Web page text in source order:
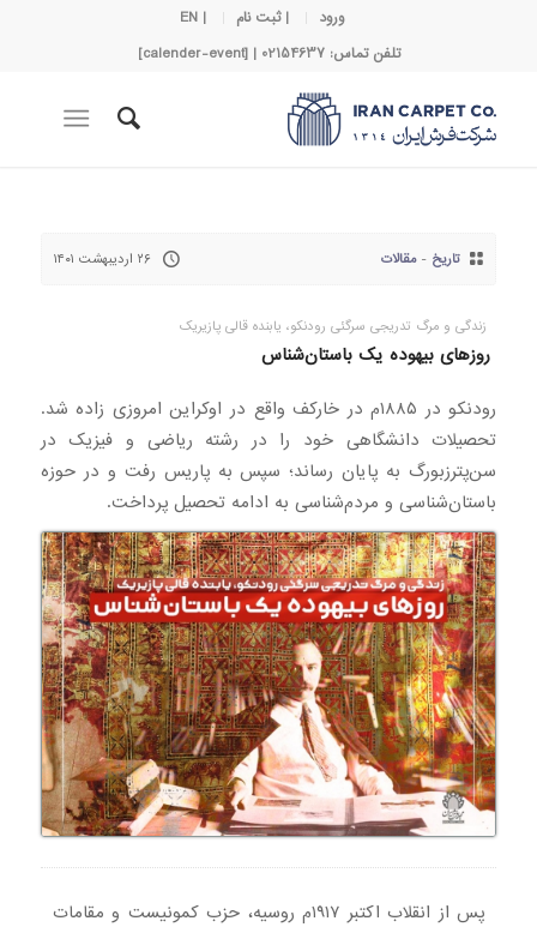
ورود | ثبت نام
| EN
تلفن تماس: 02154637 | [calender-event]
تاریخ -مقالات ۲۶ اردیبهشت ۱۴۰۱
زندگی و مرگ تدریجی سرگئی رودنکو، یابنده قالی پازیریک
روزهای بیهوده یک باستان‌شناس
رودنکو در ۱۸۸۵م در خارکف واقع در اوکراین امروزی زاده شد.
تحصیلات دانشگاهی خود را در رشته ریاضی و فیزیک در
سن‌پترزبورگ به پایان رساند؛ سپس به پاریس رفت و در حوزه
باستان‌شناسی و مردم‌شناسی به ادامه تحصیل پرداخت.
پس از انقلاب اکتبر ۱۹۱۷م روسیه، حزب کمونیست و مقامات